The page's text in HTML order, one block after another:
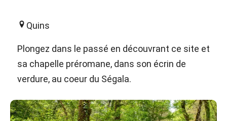
Quins
Plongez dans le passé en découvrant ce site et
sa chapelle préromane, dans son écrin de
verdure, au coeur du Ségala.